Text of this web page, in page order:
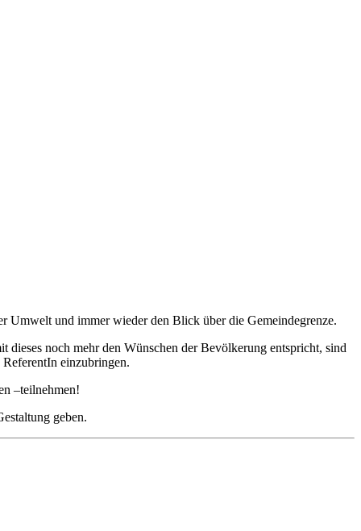
Umwelt und immer wieder den Blick über die Gemeindegrenze.
dieses noch mehr den Wünschen der Bevölkerung entspricht, sind
einzubringen.
–teilnehmen!
geben.